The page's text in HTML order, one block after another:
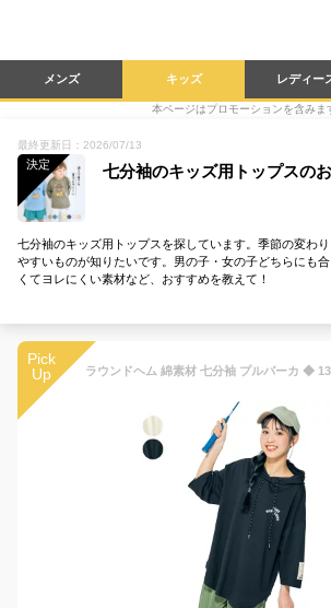
メンズ キッズ レディー
本ページはプロモーションを含みま
最終更新日：2026/07/13
決定 七分袖のキッズ用トップスの
七分袖のキッズ用トップスを探しています。季節の変わ
やすいものが知りたいです。男の子・女の子どちらにも
くてヨレにくい素材など、おすすめを教えて！
Pick
Up